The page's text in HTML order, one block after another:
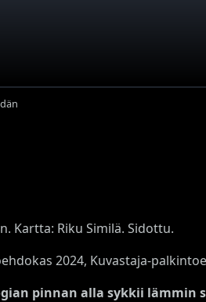
Kartta: Riku Similä. Sidottu.
2024, Kuvastaja-
pinnan alla sykkii lämmin